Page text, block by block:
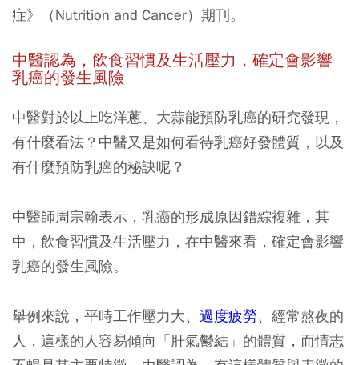
症》（Nutrition and Cancer）期刊。
中醫認為，飲食習慣及生活壓力，確定會影響
乳癌的發生風險
中醫對於以上吃洋蔥、大蒜能預防乳癌的研究發現，
有什麼看法？中醫又是如何看待乳癌好發體質，以及
有什麼預防乳癌的秘訣呢？
中醫師周宗翰表示，乳癌的形成原因錯綜複雜，其
中，飲食習慣及生活壓力，在中醫來看，確定會影響
乳癌的發生風險。
舉例來說，平時工作壓力大、 過度疲勞、經常熬夜的
人，這樣的人容易傾向「肝氣鬱結」的體質，而情志